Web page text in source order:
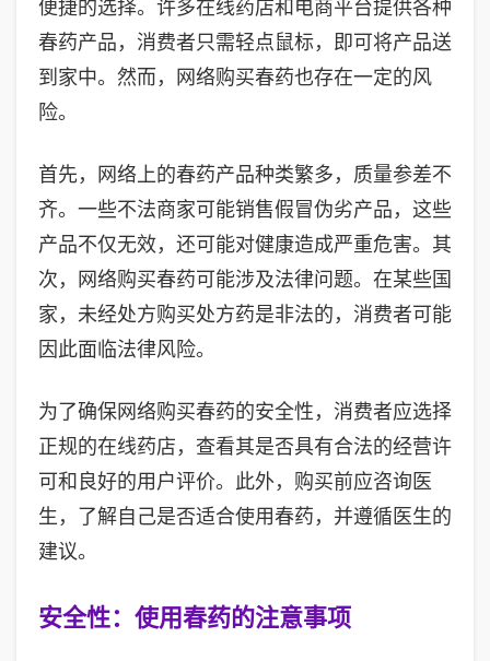
便捷的选择。许多在线药店和电商平台提供各种
春药产品，消费者只需轻点鼠标，即可将产品送
到家中。然而，网络购买春药也存在一定的风
险。
首先，网络上的春药产品种类繁多，质量参差不
齐。一些不法商家可能销售假冒伪劣产品，这些
产品不仅无效，还可能对健康造成严重危害。其
次，网络购买春药可能涉及法律问题。在某些国
家，未经处方购买处方药是非法的，消费者可能
因此面临法律风险。
为了确保网络购买春药的安全性，消费者应选择
正规的在线药店，查看其是否具有合法的经营许
可和良好的用户评价。此外，购买前应咨询医
生，了解自己是否适合使用春药，并遵循医生的
建议。
安全性：使用春药的注意事项